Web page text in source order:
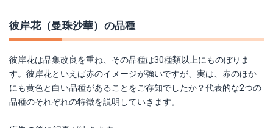
彼岸花（曼珠沙華）の品種
彼岸花は品集改良を重ね、その品種は30種類以上にものぼりま
す。彼岸花といえば赤のイメージが強いですが、実は、赤のほか
にも黄色と白い品種があることをご存知でしたか？代表的な2つの
品種のそれぞれの特徴を説明していきます。